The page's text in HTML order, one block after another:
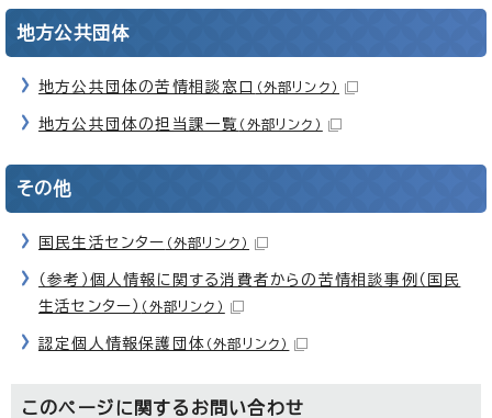
地方公共団体
地方公共団体の苦情相談窓口 （外部リンク）
地方公共団体の担当課一覧 （外部リンク）
その他
国民生活センター （外部リンク）
（参考）個人情報に関する消費者からの苦情相談事例（国民
生活センター） （外部リンク）
認定個人情報保護団体 （外部リンク）
このページに関する お問い合わせ